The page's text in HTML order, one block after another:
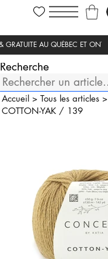
Recherche
Accueil> Tous les articles>
COTTON-YAK / 139